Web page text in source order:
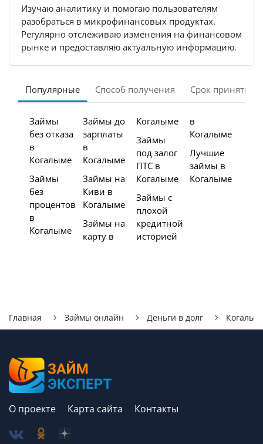
Изучаю аналитику и помогаю пользователям
разобраться в микрофинансовых продуктах.
Регулярно отслеживаю изменения на финансовом
рынке и предоставляю актуальную информацию.
Популярные Способ получения Срок принятия
Займы
без отказа
в
Когалыме
Займы
без
процентов
в
Когалыме
Займы до
зарплаты
в
Когалыме
Займы на
Киви в
Когалыме
Займы на
карту в
Когалыме
Займы
под залог
ПТС в
Когалыме
Займы с
плохой
кредитной
историей
в
Когалыме
Лучшие
займы в
Когалыме
Главная Займы онлайн Деньги в долг Когалым
О проекте Карта сайта Контакты